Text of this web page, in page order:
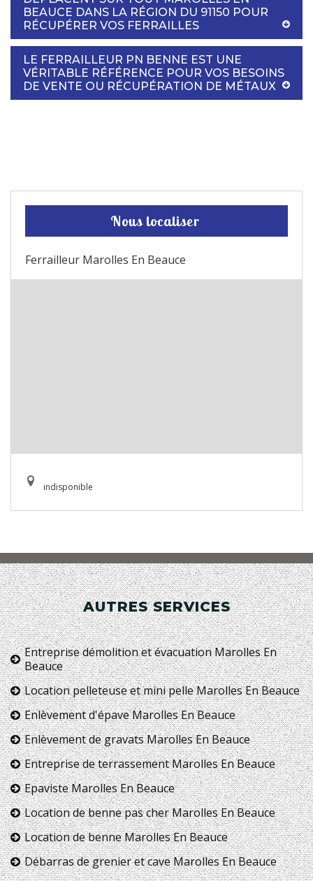
BEAUCE DANS LA RÉGION DU 91150 POUR
RÉCUPÉRER VOS FERRAILLES
LE FERRAILLEUR PN BENNE EST UNE
VÉRITABLE RÉFÉRENCE POUR VOS BESOINS
DE VENTE OU RÉCUPÉRATION DE MÉTAUX
Nous localiser
Ferrailleur Marolles En Beauce
indisponible
AUTRES SERVICES
Entreprise démolition et évacuation Marolles En
Beauce
Location pelleteuse et mini pelle Marolles En Beauce
Enlèvement d'épave Marolles En Beauce
Enlèvement de gravats Marolles En Beauce
Entreprise de terrassement Marolles En Beauce
Epaviste Marolles En Beauce
Location de benne pas cher Marolles En Beauce
Location de benne Marolles En Beauce
Débarras de grenier et cave Marolles En Beauce